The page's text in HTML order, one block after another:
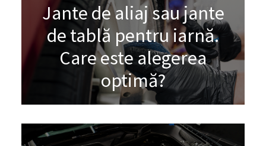
Jante de aliaj sau jante
de tablă pentru iarnă.
Care este alegerea
optimă?